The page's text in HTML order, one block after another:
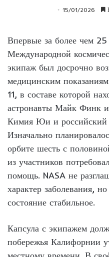
15/01/2026
Впервые за более чем
Международной
экипаж был досрочно
медицинским
11, в составе которой
астронавты Майк Финк
Кимия Юи и российский
Изначально
орбите шесть с
из участников
помощь. NASA не
характер заболевания,
состояние стабильное.
Капсула с экипажем
побережья Калифорнии